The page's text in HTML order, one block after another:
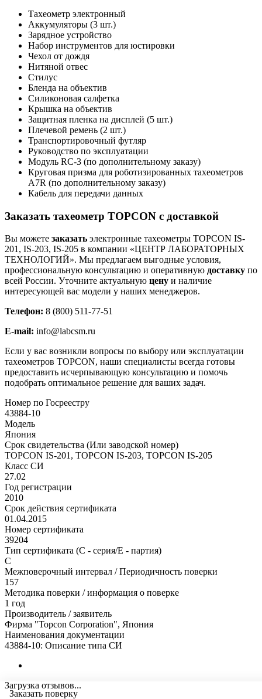
Заказать поверку
Тахеометр электронный
Аккумуляторы (3 шт.)
Зарядное устройство
Набор инструментов для юстировки
Чехол от дождя
Нитяной отвес
Стилус
Бленда на объектив
Силиконовая салфетка
Крышка на объектив
Защитная пленка на дисплей (5 шт.)
Плечевой ремень (2 шт.)
Транспортировочный футляр
Руководство по эксплуатации
Модуль RC-3 (по дополнительному заказу)
Круговая призма для роботизированных тахеометров
A7R (по дополнительному заказу)
Кабель для передачи данных
Заказать тахеометр TOPCON с доставкой
Вы можете заказать электронные тахеометры TOPCON IS-
201, IS-203, IS-205 в компании «ЦЕНТР ЛАБОРАТОРНЫХ
ТЕХНОЛОГИЙ». Мы предлагаем выгодные условия,
профессиональную консультацию и оперативную доставку по
всей России. Уточните актуальную цену и наличие
интересующей вас модели у наших менеджеров.
Телефон: 8 (800) 511-77-51
E-mail: info@labcsm.ru
Если у вас возникли вопросы по выбору или эксплуатации
тахеометров TOPCON, наши специалисты всегда готовы
предоставить исчерпывающую консультацию и помочь
подобрать оптимальное решение для ваших задач.
Номер по Госреестру
43884-10
Модель
Япония
Срок свидетельства (Или заводской номер)
TOPCON IS-201, TOPCON IS-203, TOPCON IS-205
Класс СИ
27.02
Год регистрации
2010
Срок действия сертификата
01.04.2015
Номер сертификата
39204
Тип сертификата (C - серия/E - партия)
С
Межповерочный интервал / Периодичность поверки
157
Методика поверки / информация о поверке
1 год
Производитель / заявитель
Фирма "Topcon Corporation", Япония
Наименования документации
43884-10: Описание типа СИ
Загрузка отзывов...